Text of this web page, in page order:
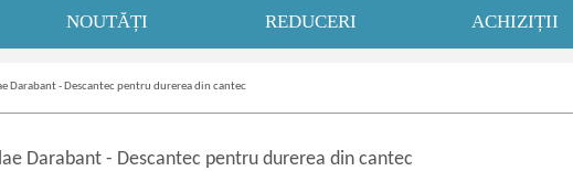
NOUTĂȚI REDUCERI ACHIZIȚII
Darabant - Descantec pentru durerea din cantec
Darabant - Descantec pentru durerea din cantec